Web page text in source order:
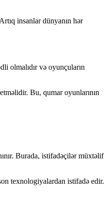
insanlar dünyanın hər
olmalıdır və oyunçuların
Bu, qumar oyunlarının
Burada, istifadəçilər müxtəlif
texnologiyalardan istifadə edir.